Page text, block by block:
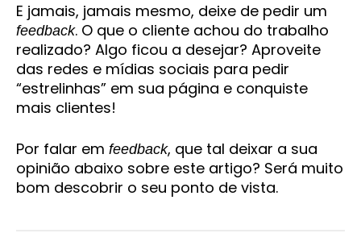
E jamais, jamais mesmo, deixe de pedir um
feedback. O que o cliente achou do trabalho
realizado? Algo ficou a desejar? Aproveite
das redes e mídias sociais para pedir
“estrelinhas” em sua página e conquiste
mais clientes!
Por falar em feedback, que tal deixar a sua
opinião abaixo sobre este artigo? Será muito
bom descobrir o seu ponto de vista.